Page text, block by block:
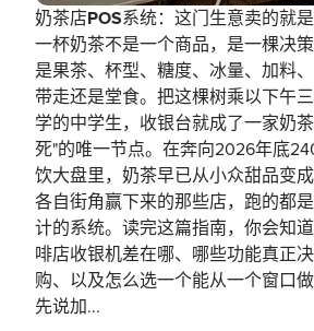
奶茶店POS系统：这门生意卖的就
一杯奶茶不是一个商品，是一棵决
是果茶、杯型、糖度、冰量、加料、
带走还是堂食。把这棵树乘以下午
学的中学生，收银台就成了一家奶
死"的唯一节点。在奔向2026年底
饮大盘里，奶茶早已从小众甜品变
各自街角赢下来的那些店，跑的都
计的系统。读完这篇指南，你会知
啡店收银机差在哪、哪些功能真正
购、以及怎么选一个能从一个窗口做
先说加...